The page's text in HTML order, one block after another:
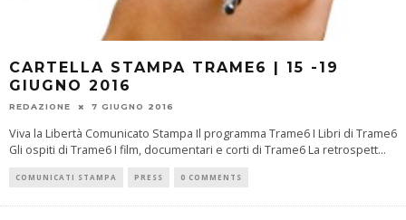
CARTELLA STAMPA TRAME6 | 15 -19
GIUGNO 2016
REDAZIONE 7 GIUGNO 2016
Viva la Libertà Comunicato Stampa Il programma Trame6 I Libri di Trame6
Gli ospiti di Trame6 I film, documentari e corti di Trame6 La retrospett...
COMUNICATI STAMPA PRESS 0 COMMENTS